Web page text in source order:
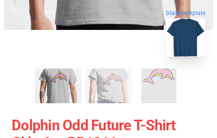
blank template
Dolphin Odd Future T-Shirt